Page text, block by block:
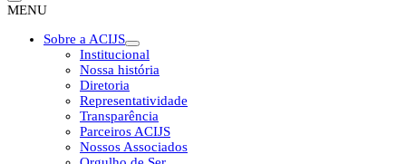
MENU
Sobre a ACIJS
Institucional
Nossa história
Diretoria
Representatividade
Transparência
Parceiros ACIJS
Nossos Associados